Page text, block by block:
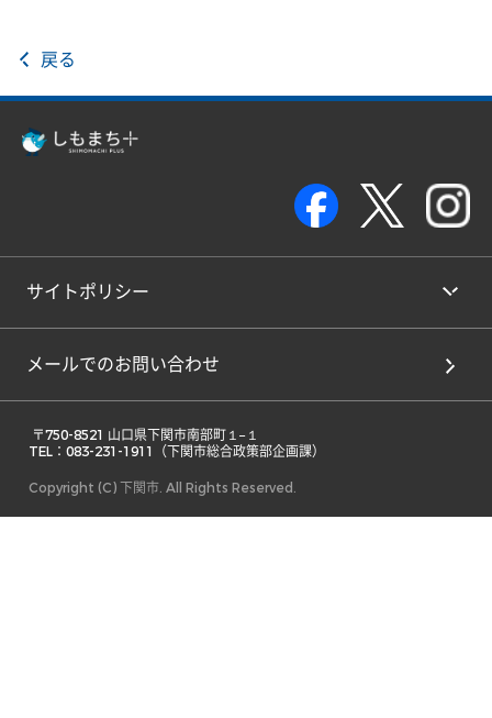
戻る
サイトポリシー
メールでのお問い合わせ
TEL：083-231-1911（下関市総合政策部企画課）
Copyright (C) 下関市. All Rights Reserved.